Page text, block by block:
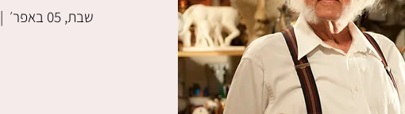
שבת, 05 באפר׳